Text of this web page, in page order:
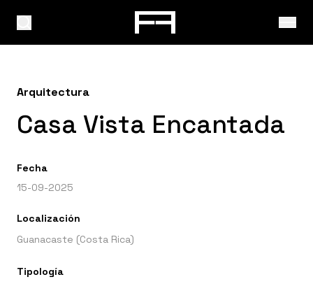
Arquitectura
Casa Vista Encantada
Fecha
15-09-2025
Localización
Guanacaste (Costa Rica)
Tipología